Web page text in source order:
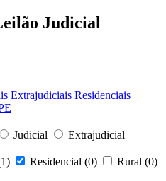
Judicial
Extrajudiciais Residenciais
Judicial
Extrajudicial
Residencial (0) Rural (0)